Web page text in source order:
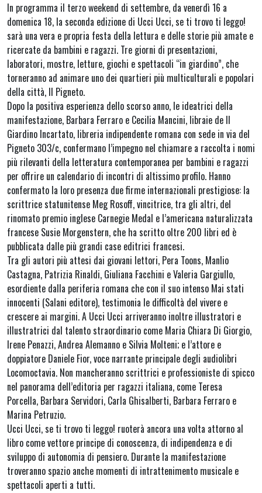
In programma il terzo weekend di settembre, da venerdì 16 a
domenica 18, la seconda edizione di Ucci Ucci, se ti trovo ti leggo!
sarà una vera e propria festa della lettura e delle storie più amate e
ricercate da bambini e ragazzi. Tre giorni di presentazioni,
laboratori, mostre, letture, giochi e spettacoli “in giardino”, che
torneranno ad animare uno dei quartieri più multiculturali e popolari
della città, Il Pigneto.
Dopo la positiva esperienza dello scorso anno, le ideatrici della
manifestazione, Barbara Ferraro e Cecilia Mancini, libraie de Il
Giardino Incartato, libreria indipendente romana con sede in via del
Pigneto 303/c, confermano l’impegno nel chiamare a raccolta i nomi
più rilevanti della letteratura contemporanea per bambini e ragazzi
per offrire un calendario di incontri di altissimo profilo. Hanno
confermato la loro presenza due firme internazionali prestigiose: la
scrittrice statunitense Meg Rosoff, vincitrice, tra gli altri, del
rinomato premio inglese Carnegie Medal e l’americana naturalizzata
francese Susie Morgenstern, che ha scritto oltre 200 libri ed è
pubblicata dalle più grandi case editrici francesi.
Tra gli autori più attesi dai giovani lettori, Pera Toons, Manlio
Castagna, Patrizia Rinaldi, Giuliana Facchini e Valeria Gargiullo,
esordiente dalla periferia romana che con il suo intenso Mai stati
innocenti (Salani editore), testimonia le difficoltà del vivere e
crescere ai margini. A Ucci Ucci arriveranno inoltre illustratori e
illustratrici dal talento straordinario come Maria Chiara Di Giorgio,
Irene Penazzi, Andrea Alemanno e Silvia Molteni; e l’attore e
doppiatore Daniele Fior, voce narrante principale degli audiolibri
Locomoctavia. Non mancheranno scrittrici e professioniste di spicco
nel panorama dell’editoria per ragazzi italiana, come Teresa
Porcella, Barbara Servidori, Carla Ghisalberti, Barbara Ferraro e
Marina Petruzio.
Ucci Ucci, se ti trovo ti leggo! ruoterà ancora una volta attorno al
libro come vettore principe di conoscenza, di indipendenza e di
sviluppo di autonomia di pensiero. Durante la manifestazione
troveranno spazio anche momenti di intrattenimento musicale e
spettacoli aperti a tutti.